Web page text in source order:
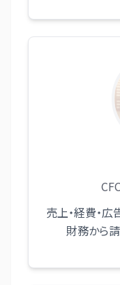
売上・経費・
財務から